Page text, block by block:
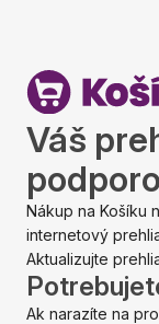
Váš
Nákup na Košíku
internetový
Aktualizujte
Ak narazíte na